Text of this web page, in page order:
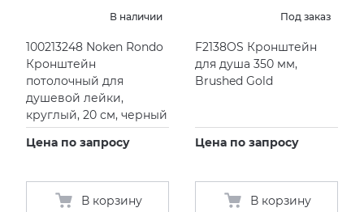
В наличии
100213248 Noken Rondo
Кронштейн
потолочный для
душевой лейки,
круглый, 20 см, черный
Цена по запросу
В корзину
Под заказ
F2138OS Кронштейн
для душа 350 мм,
Brushed Gold
Цена по запросу
В корзину